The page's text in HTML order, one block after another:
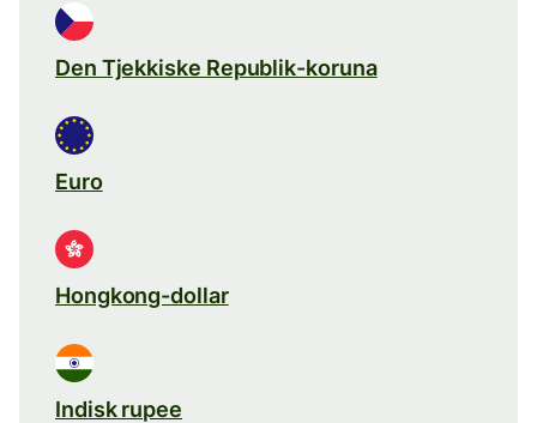
Den Tjekkiske Republik-koruna
Euro
Hongkong-dollar
Indisk rupee